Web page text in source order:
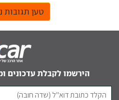
טען תגובות
הירשמו לקבלת עדכונים